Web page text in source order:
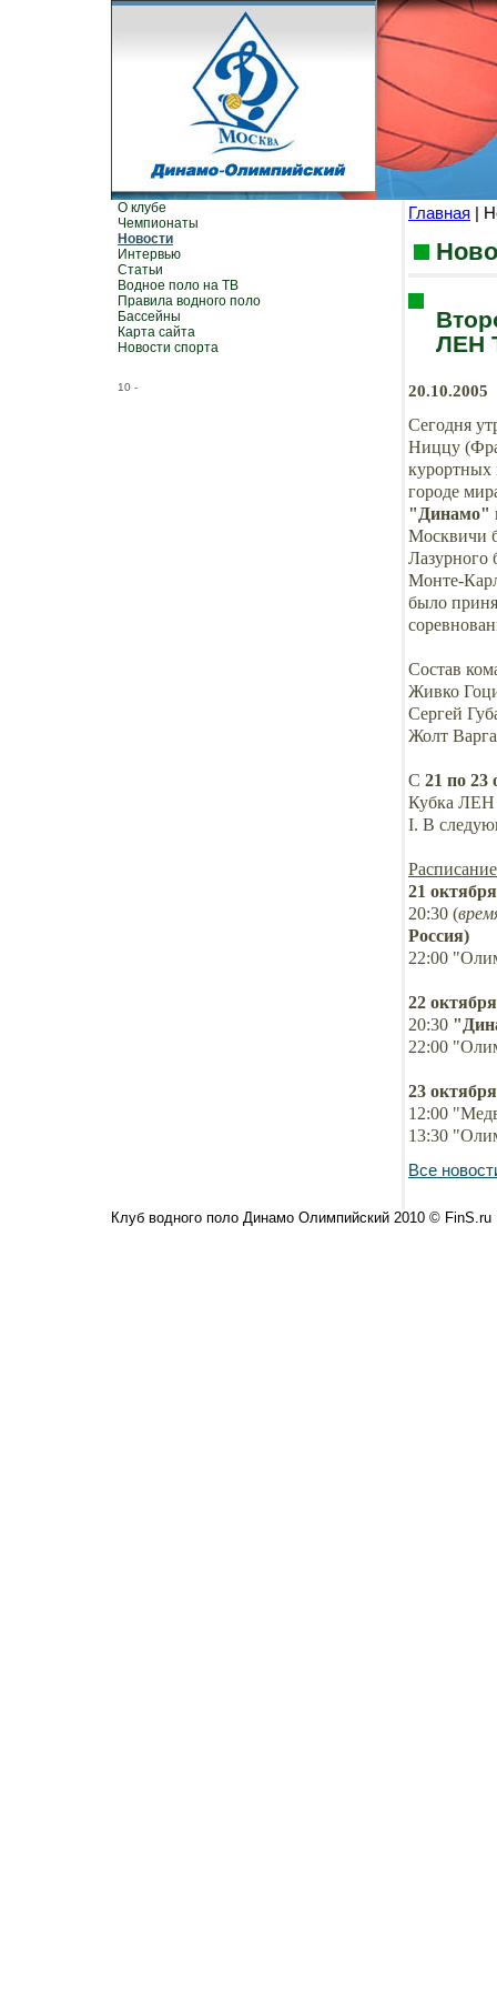
О клубе
Чемпионаты
Новости
Интервью
Статьи
Водное поло на ТВ
Правила водного поло
Бассейны
Карта сайта
Новости спорта
10 -
Главная |
ЛЕН
20.10.2005
Сегодня
Ниццу
курортных
городе
"Динамо"
Москвичи
Лазурного
Монте-
было
Состав
Живко
Сергей
Жолт
С 21 по 23
Кубка ЛЕН
I. В
21
20:30 (
Россия)
22:00
22
20:30
22:00
23
12:00
13:30
Все
Клуб водного поло Динамо Олимпийский 2010 © FinS.ru